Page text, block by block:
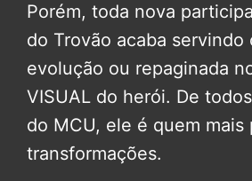
Porém, toda nova
do Trovão acaba servindo
evolução ou repaginada
VISUAL do herói. De
do MCU, ele é quem mais
transformações.